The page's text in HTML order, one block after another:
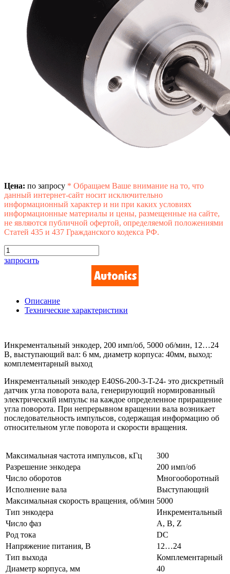
Цена: по запросу * Обращаем Ваше внимание на то, что
данный интернет-сайт носит исключительно
информационный характер и ни при каких условиях
информационные материалы и цены, размещенные на сайте,
не являются публичной офертой, определяемой положениями
Статей 435 и 437 Гражданского кодекса РФ.
запросить
Описание
Технические характеристики
Инкрементальный энкодер, 200 имп/об, 5000 об/мин, 12…24
В, выступающий вал: 6 мм, диаметр корпуса: 40мм, выход:
комплементарный выход
Инкрементальный энкодер E40S6-200-3-T-24- это дискретный
датчик угла поворота вала, генерирующий нормированный
электрический импульс на каждое определенное приращение
угла поворота. При непрерывном вращении вала возникает
последовательность импульсов, содержащая информацию об
относительном угле поворота и скорости вращения.
Максимальная частота импульсов, кГц
300
Разрешение энкодера
200 имп/об
Число оборотов
Многооборотный
Исполнение вала
Выступающий
Максимальная скорость вращения, об/мин 5000
Тип энкодера
Инкрементальный
Число фаз
A, B, Z
Род тока
DC
Напряжение питания, В
12…24
Тип выхода
Комплементарный
Диаметр корпуса, мм
40